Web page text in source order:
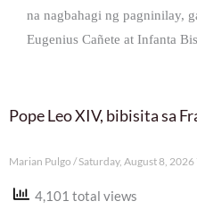
na nagbahagi ng pagninilay,
Eugenius Cañete at Infanta
Pope Leo XIV, bibisita sa
Marian Pulgo Saturday, August 8, 2026
4,101 total views